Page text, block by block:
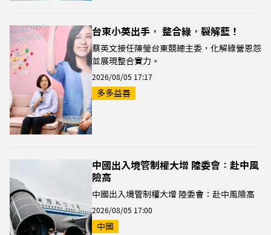
台東小英出手， 整合綠，裂解藍！
蔡英文接任陳瑩台東競總主委，化解綠營恩怨
並展現整合實力。
2026/08/05 17:17
多多益善
中國出入境管制權大增 陸委會：赴中風
險高
中國出入境管制權大增 陸委會：赴中風險高
2026/08/05 17:00
中國